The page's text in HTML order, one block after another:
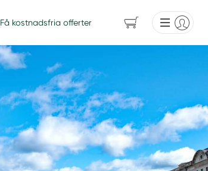
Få kostnadsfria offerter